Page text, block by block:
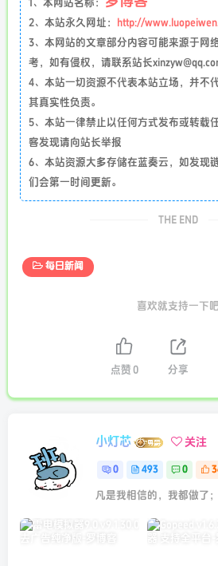
1、本网站名称：
2、本站永久网址：
http://
3、本网站的文章部分内容可能来源于网
考，如有侵权，请联系站长
4、本站一切资源不代表本站立场，并不
其真实性负责。
5、本站一律禁止以任何方式发布或转载
客发现请向站长举报
6、本站资源大多存储在蓝奏云，如发现
们会第一时间更新。
THE END
每日新闻
喜欢就支持一下吧
点赞 0 分享
小灯芯 关注
0 493 0